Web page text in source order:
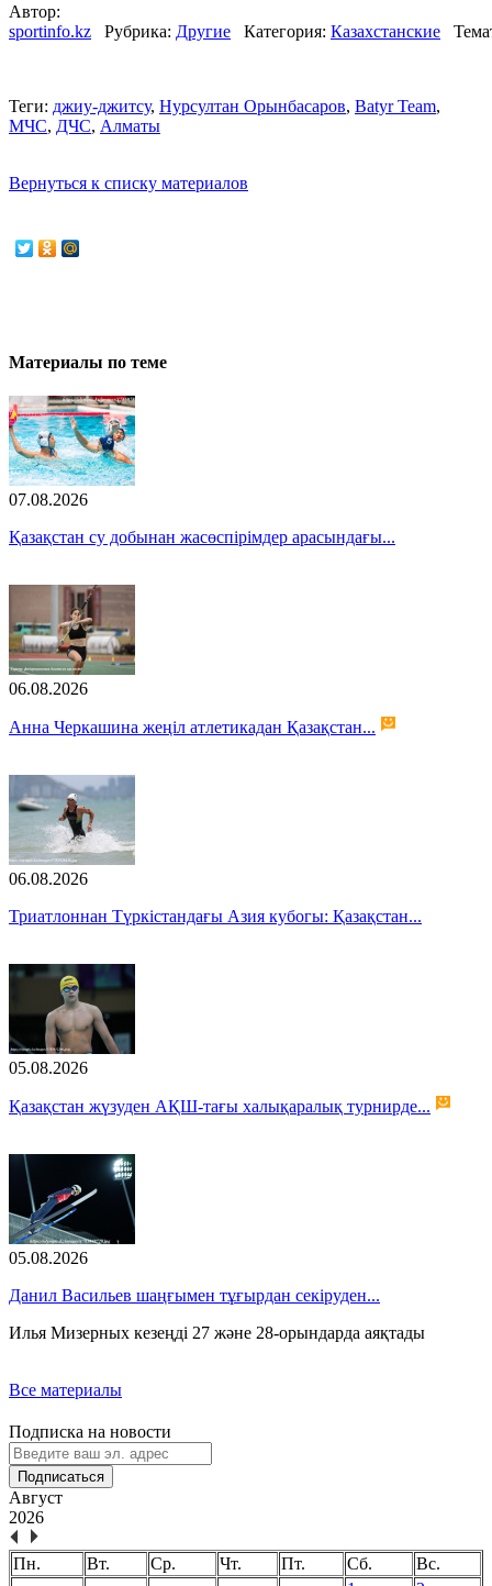
Автор:
sportinfo.kz
Рубрика: Другие Категория: Казахстанские
Теги: джиу-джитсу, Нурсултан Орынбасаров, Batyr Team,
МЧС, ДЧС, Алматы
Вернуться к списку материалов
Материалы по теме
07.08.2026
Қазақстан су добынан жасөспірімдер арасындағы...
06.08.2026
Анна Черкашина жеңіл атлетикадан Қазақстан...
06.08.2026
Триатлоннан Түркістандағы Азия кубогы: Қазақстан...
05.08.2026
Қазақстан жүзуден АҚШ-тағы халықаралық турнирде...
05.08.2026
Данил Васильев шаңғымен тұғырдан секіруден...
Илья Мизерных кезеңді 27 және 28-орындарда аяқтады
Все материалы
Подписка на новости
Подписаться
Август
2026
Пн. Вт. Ср. Чт. Пт. Сб.
Вс.